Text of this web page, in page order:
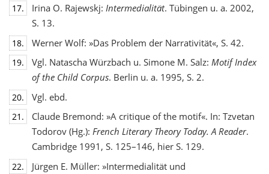
17. Irina O. Rajewskj: Intermedialität. Tübingen u. a. 2002,
S. 13.
18. Werner Wolf: »Das Problem der Narrativität«, S. 42.
19. Vgl. Natascha Würzbach u. Simone M. Salz: Motif Index
of the Child Corpus. Berlin u. a. 1995, S. 2.
20. Vgl. ebd.
21.
Claude Bremond: »A critique of the motif«. In: Tzvetan
Todorov (Hg.): French Literary Theory Today. A Reader.
Cambridge 1991, S. 125–146, hier S. 129.
22.
Jürgen E. Müller: »Intermedialität und